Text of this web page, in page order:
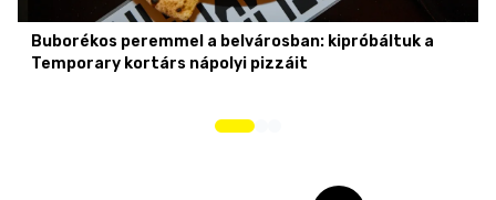
Buborékos peremmel a belvárosban: kipróbáltuk a
Temporary kortárs nápolyi pizzáit